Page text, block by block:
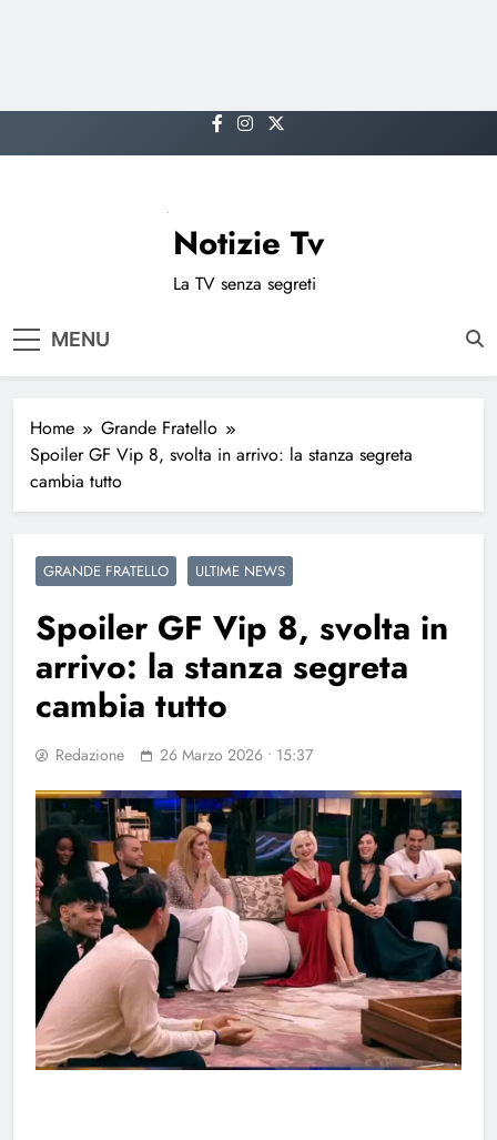
to
Notizie Tv
La TV senza segreti
MENU
Home
Grande Fratello
Spoiler GF Vip 8, svolta in arrivo: la stanza segreta
cambia tutto
GRANDE FRATELLO ULTIME NEWS
Spoiler GF Vip 8, svolta in
arrivo: la stanza segreta
cambia tutto
Redazione 26 Marzo 2026 • 15:37